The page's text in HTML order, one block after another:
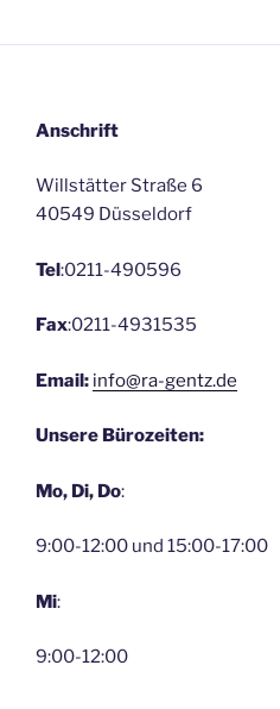
Anschrift
Willstätter Straße 6
40549 Düsseldorf
Tel:0211-490596
Fax:0211-4931535
Email: info@ra-gentz.de
Unsere Bürozeiten:
Mo, Di, Do:
9:00-12:00 und 15:00-17:00
Mi:
9:00-12:00